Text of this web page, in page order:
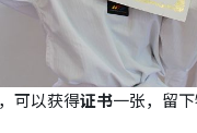
可以获得证书一张，留下